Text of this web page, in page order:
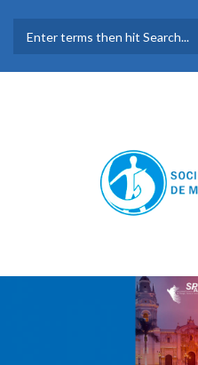
FORMULARIO DE
BÚSQUEDA